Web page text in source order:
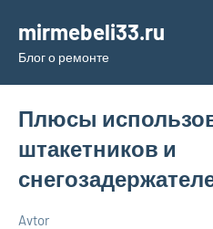
содержимому
mirmebeli33.ru
Блог о ремонте
Плюсы
штакетников и
Avtor